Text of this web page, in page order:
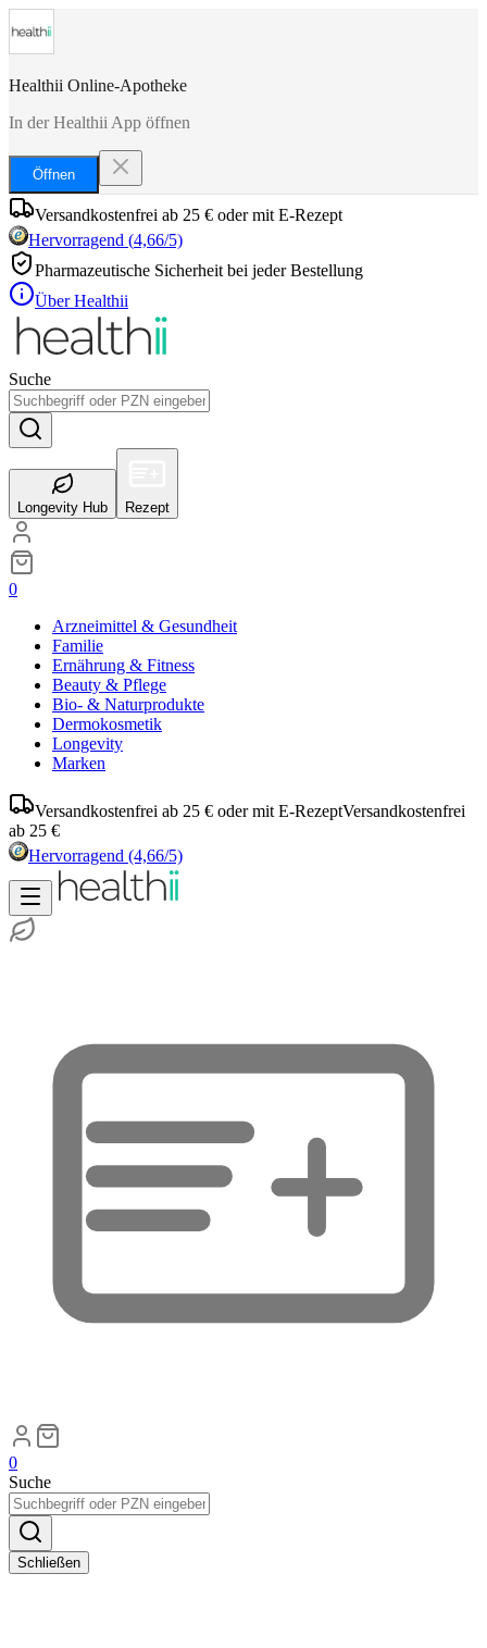
Healthii Online-Apotheke
In der Healthii App öffnen
Öffnen
Versandkostenfrei ab 25 € oder mit E-Rezept
Hervorragend (4,66/5)
Pharmazeutische Sicherheit bei jeder Bestellung
Über Healthii
Suche
Longevity Hub Rezept
0
Arzneimittel & Gesundheit
Familie
Ernährung & Fitness
Beauty & Pflege
Bio- & Naturprodukte
Dermokosmetik
Longevity
Marken
Versandkostenfrei ab 25 € oder mit E-RezeptVersandkostenfrei
ab 25 €
Hervorragend (4,66/5)
0
Suche
Schließen